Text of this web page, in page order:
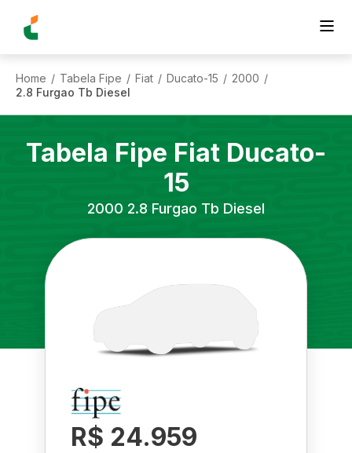
Home / Tabela Fipe / Fiat / Ducato-15 / 2000 /
2.8 Furgao Tb Diesel
Tabela Fipe Fiat Ducato-
15
2000 2.8 Furgao Tb Diesel
R$ 24.959